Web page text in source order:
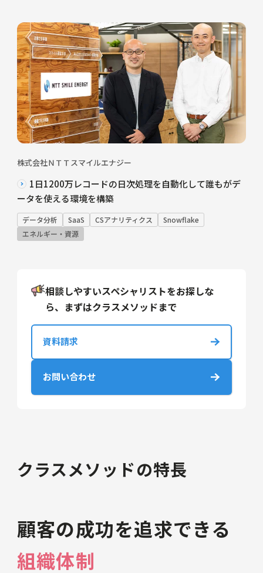
株式会社ＮＴＴスマイルエナジー
1日1200万レコードの日次処理を自動化して誰もがデ
ータを使える環境を構築
データ分析 SaaS CSアナリティクス
Snowflake
エネルギー・資源
相談しやすいスペシャリストをお探しな
ら、まずはクラスメソッドまで
資料請求
お問い合わせ
クラスメソッドの特長
顧客の成功を追求できる
組織体制